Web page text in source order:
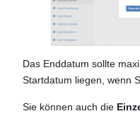
Das Enddatum sollte
Startdatum liegen, wenn
Sie können auch die